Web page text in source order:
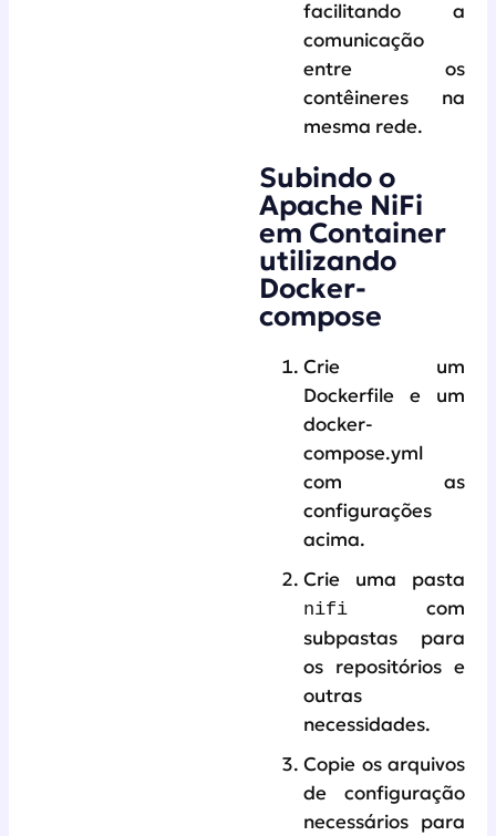
facilitando a
comunicação
entre os
contêineres na
mesma rede.
Subindo o
Apache NiFi
em Container
utilizando
Docker-
compose
Crie um
Dockerfile e um
docker-
compose.yml
com as
configurações
acima.
Crie uma pasta
nifi com
subpastas para
os repositórios e
outras
necessidades.
Copie os arquivos
de configuração
necessários para